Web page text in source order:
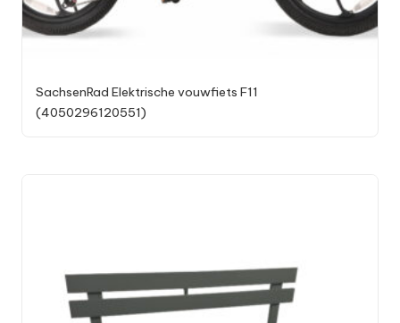
SachsenRad Elektrische vouwfiets F11
(4050296120551)